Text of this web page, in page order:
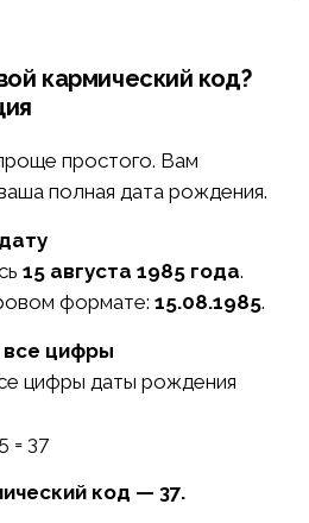
кармический код?
простого. Вам
полная дата рождения.
15 августа 1985 года.
формате: 15.08.1985.
цифры
цифры даты рождения
= 37
код — 37.